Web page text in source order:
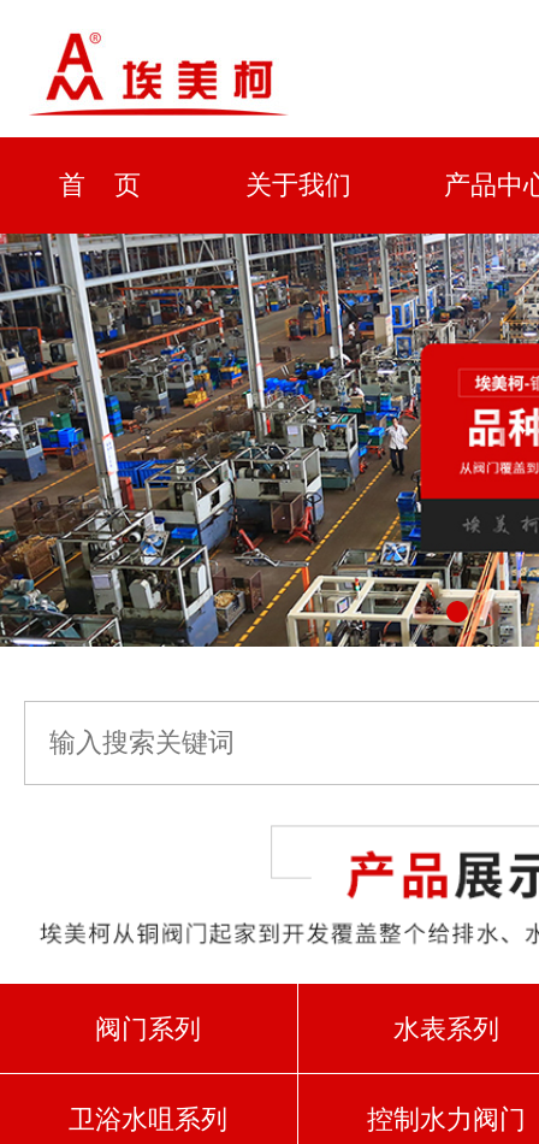
首 页 关于我们 产品中
资质证书 新闻中心 解决方
企业形象
阀门系列 水表系列
卫浴水咀系列 控制水力阀门